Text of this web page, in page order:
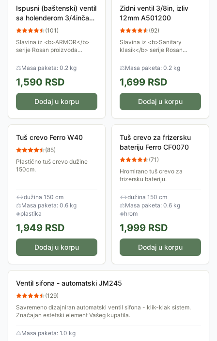
Ispusni (baštenski) ventil
sa holenderom 3/4inča
A03034 (101)
Slavina iz <b>ARMOR</b>
serije Rosan proizvoda
vanjsku upotrebu (u
dvorištima, baštama). Ima
holender koji usmerava
mlaz...
⚖Masa paketa: 0.2 kg
1,590 RSD
Dodaj u korpu
Zidni ventil 3/8in, izliv
12mm A501200
(92)
Slavina iz <b>Sanitary
klasik</b> serije Rosan
kućnu upotrebu, gde postoji
samo jedan dovod vode,
hladne ili tople.
⚖Masa paketa: 0.2 kg
1,699 RSD
Dodaj u korpu
Tuš crevo Ferro W40
(85)
Plastično tuš crevo dužine
150cm.
↔dužina 150 cm
⚖Masa paketa: 0.6 kg
◈plastika
1,949 RSD
Dodaj u korpu
Tuš crevo za frizersku
bateriju Ferro CF0070
(71)
Hromirano tuš crevo za
frizersku bateriju.
↔dužina 150 cm
⚖Masa paketa: 0.6 kg
◈hrom
1,999 RSD
Dodaj u korpu
Ventil sifona - automatski JM245
(129)
Savremeno dizajniran automatski ventil sifona - klik-klak sistem.
Značajan estetski element Vašeg kupatila.
⚖Masa paketa: 1.0 kg